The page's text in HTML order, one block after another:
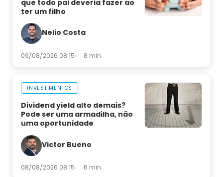
que todo pai deveria fazer ao
ter um filho
Nelio Costa
09/08/2026 08:15 8 min
INVESTIMENTOS
Dividend yield alto demais?
Pode ser uma armadilha, não
uma oportunidade
Victor Bueno
08/08/2026 08:15 6 min